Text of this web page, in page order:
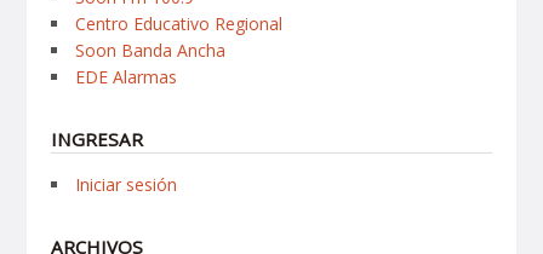
Centro Educativo Regional
Soon Banda Ancha
EDE Alarmas
INGRESAR
Iniciar sesión
ARCHIVOS